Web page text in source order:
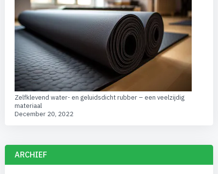
Zelfklevend water- en geluidsdicht rubber – een veelzijdig
materiaal
December 20, 2022
ARCHIEF